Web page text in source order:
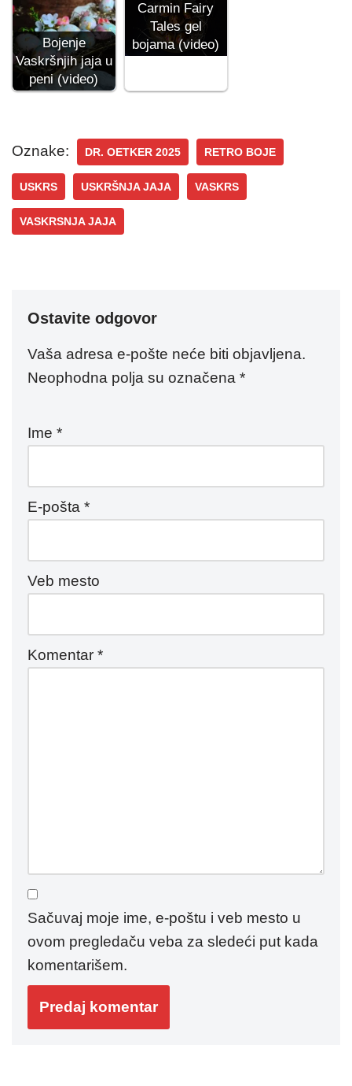
Bojenje
Vaskršnjih jaja u
peni (video)
Carmin Fairy
Tales gel
bojama (video)
Oznake: DR. OETKER 2025 RETRO BOJE
USKRS USKRŠNJA JAJA VASKRS
VASKRSNJA JAJA
Ostavite odgovor
Vaša adresa e-pošte neće biti objavljena.
Neophodna polja su označena *
Ime *
E-pošta *
Veb mesto
Komentar *
Sačuvaj moje ime, e-poštu i veb mesto u
ovom pregledaču veba za sledeći put kada
komentarišem.